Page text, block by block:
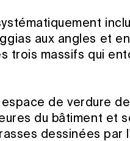
aux angles et
trois massifs qui
de verdure
du bâtiment et
dessinées par